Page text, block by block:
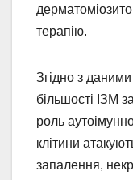
терапію.
Згідно з
більшості ІЗМ
роль
клітини
запалення,